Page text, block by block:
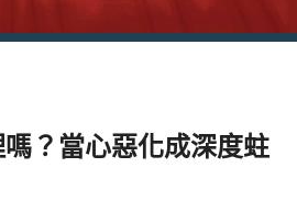
？當心惡化成深度蛀